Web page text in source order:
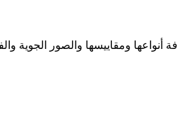
تحتاجه من الخرائط بكافة أنواعها ومقاييسها والصور